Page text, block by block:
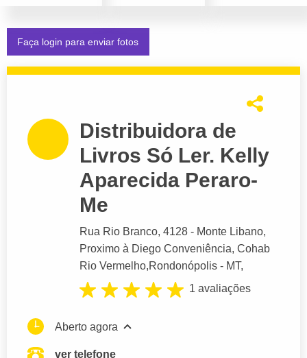
Faça login para enviar fotos
Distribuidora de
Livros Só Ler. Kelly
Aparecida Peraro-
Me
Rua Rio Branco, 4128 - Monte Libano,
Proximo à Diego Conveniência, Cohab
Rio Vermelho,Rondonópolis - MT,
1 avaliações
Aberto agora
ver telefone